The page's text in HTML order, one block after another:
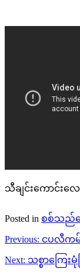
သီချင်းကောင်း
Posted in စစ်သည်ရ
Post
navigation
Previous: ငပလီကမ်
Next: သစ္စာကြေး